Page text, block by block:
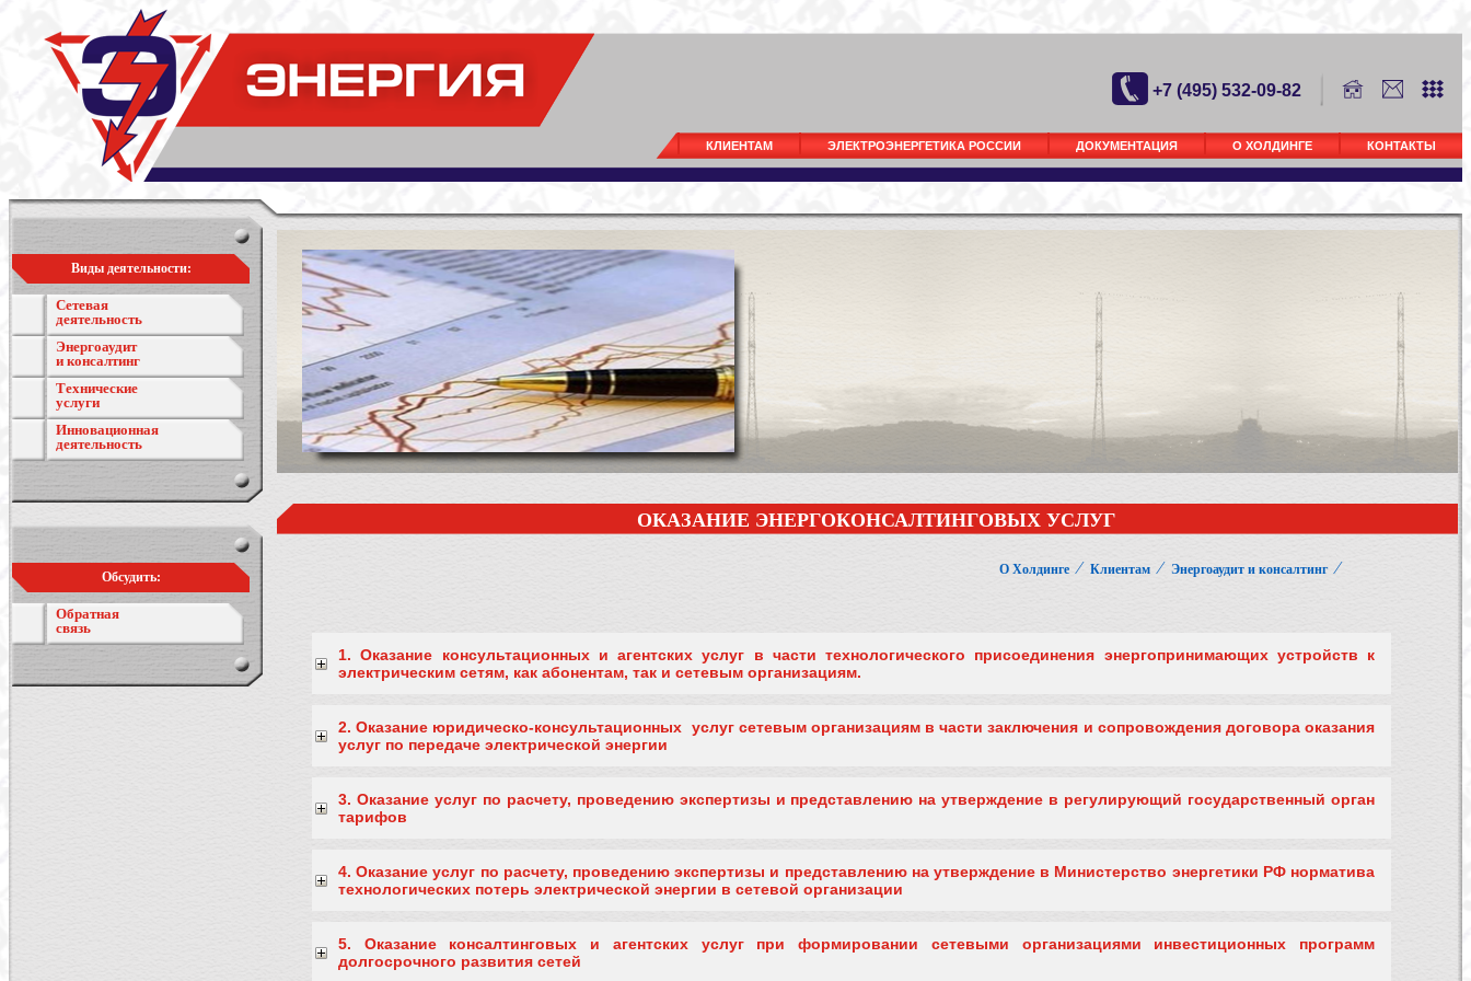
+7 (495) 532-09-82
КЛИЕНТАМ ЭЛЕКТРОЭНЕРГЕТИКА РОССИИ ДОКУМЕНТАЦИЯ О ХОЛДИНГЕ КОНТАКТЫ
Виды деятельности:
Сетевая
деятельность
Энергоаудит
и консалтинг
Технические
услуги
Инновационная
деятельность
Обсудить:
Обратная
связь
ОКАЗАНИЕ ЭНЕРГОКОНСАЛТИНГОВЫХ УСЛУГ
О Холдинге ⁄ Клиентам ⁄ Энергоаудит и консалтинг⁄
1. Оказание консультационных и агентских услуг в части технологического присоединения энергопринимающих устройств к
электрическим сетям, как абонентам, так и сетевым организациям.
2. Оказание юридическо-консультационных услуг сетевым организациям в части заключения и сопровождения договора оказания
услуг по передаче электрической энергии
3. Оказание услуг по расчету, проведению экспертизы и представлению на утверждение в регулирующий государственный орган
тарифов
4. Оказание услуг по расчету, проведению экспертизы и представлению на утверждение в Министерство энергетики РФ норматива
технологических потерь электрической энергии в сетевой организации
5. Оказание консалтинговых и агентских услуг при формировании сетевыми организациями инвестиционных программ
долгосрочного развития сетей